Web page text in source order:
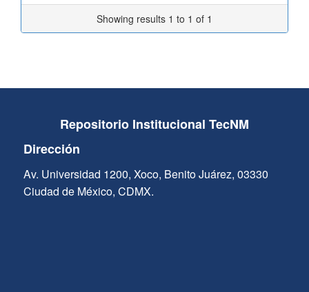
Showing results 1 to 1 of 1
Repositorio Institucional TecNM
Dirección
Av. Universidad 1200, Xoco, Benito Juárez, 03330
Ciudad de México, CDMX.